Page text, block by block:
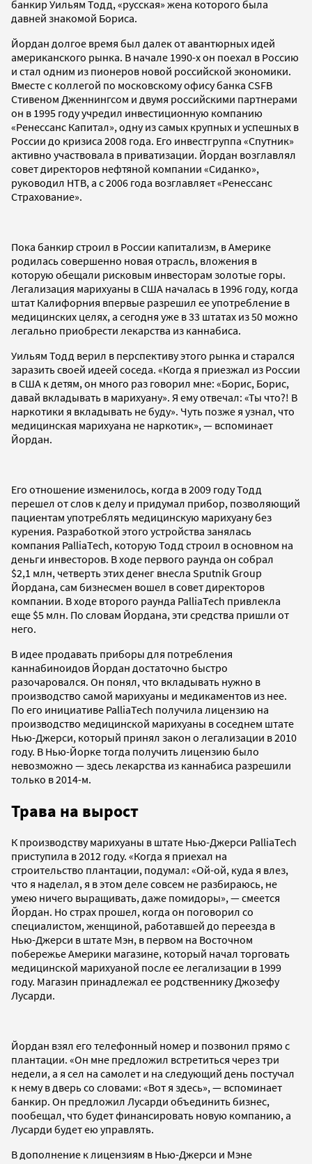
банкир Уильям Тодд, «русская» жена которого была
давней знакомой Бориса.
Йордан долгое время был далек от авантюрных идей
американского рынка. В начале 1990-х он поехал в Россию
и стал одним из пионеров новой российской экономики.
Вместе с коллегой по московскому офису банка CSFB
Стивеном Дженнингсом и двумя российскими партнерами
он в 1995 году учредил инвестиционную компанию
«Ренессанс Капитал», одну из самых крупных и успешных в
России до кризиса 2008 года. Его инвестгруппа «Спутник»
активно участвовала в приватизации. Йордан возглавлял
совет директоров нефтяной компании «Сиданко»,
руководил НТВ, а с 2006 года возглавляет «Ренессанс
Страхование».
Пока банкир строил в России капитализм, в Америке
родилась совершенно новая отрасль, вложения в
которую обещали рисковым инвесторам золотые горы.
Легализация марихуаны в США началась в 1996 году, когда
штат Калифорния впервые разрешил ее употребление в
медицинских целях, а сегодня уже в 33 штатах из 50 можно
легально приобрести лекарства из каннабиса.
Уильям Тодд верил в перспективу этого рынка и старался
заразить своей идеей соседа. «Когда я приезжал из России
в США к детям, он много раз говорил мне: «Борис, Борис,
давай вкладывать в марихуану». Я ему отвечал: «Ты что?! В
наркотики я вкладывать не буду». Чуть позже я узнал, что
медицинская марихуана не наркотик», — вспоминает
Йордан.
Его отношение изменилось, когда в 2009 году Тодд
перешел от слов к делу и придумал прибор, позволяющий
пациентам употреблять медицинскую марихуану без
курения. Разработкой этого устройства занялась
компания PalliaTech, которую Тодд строил в основном на
деньги инвесторов. В ходе первого раунда он собрал
$2,1 млн, четверть этих денег внесла Sputnik Group
Йордана, сам бизнесмен вошел в совет директоров
компании. В ходе второго раунда PalliaTech привлекла
еще $5 млн. По словам Йордана, эти средства пришли от
него.
В идее продавать приборы для потребления
каннабиноидов Йордан достаточно быстро
разочаровался. Он понял, что вкладывать нужно в
производство самой марихуаны и медикаментов из нее.
По его инициативе PalliaTech получила лицензию на
производство медицинской марихуаны в соседнем штате
Нью-Джерси, который принял закон о легализации в 2010
году. В Нью-Йорке тогда получить лицензию было
невозможно — здесь лекарства из каннабиса разрешили
только в 2014-м.
Трава на вырост
К производству марихуаны в штате Нью-Джерси PalliaTech
приступила в 2012 году. «Когда я приехал на
строительство плантации, подумал: «Ой-ой, куда я влез,
что я наделал, я в этом деле совсем не разбираюсь, не
умею ничего выращивать, даже помидоры», — смеется
Йордан. Но страх прошел, когда он поговорил со
специалистом, женщиной, работавшей до переезда в
Нью-Джерси в штате Мэн, в первом на Восточном
побережье Америки магазине, который начал торговать
медицинской марихуаной после ее легализации в 1999
году. Магазин принадлежал ее родственнику Джозефу
Лусарди.
Йордан взял его телефонный номер и позвонил прямо с
плантации. «Он мне предложил встретиться через три
недели, а я сел на самолет и на следующий день постучал
к нему в дверь со словами: «Вот я здесь», — вспоминает
банкир. Он предложил Лусарди объединить бизнес,
пообещал, что будет финансировать новую компанию, а
Лусарди будет ею управлять.
В дополнение к лицензиям в Нью-Джерси и Мэне